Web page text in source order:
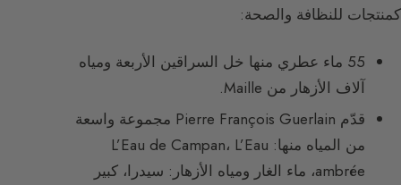
كمنتجات للنظافة والصحة:
55 ماء عطري منها خل السراقين الأربعة ومياه
آلاف الأزهار من Maille.
قدّم Pierre François Guerlain مجموعة واسعة
من المياه منها: L’Eau de Campan، L’Eau
ambrée، ماء الغار ومياه الأزهار: سيدرا، كبير